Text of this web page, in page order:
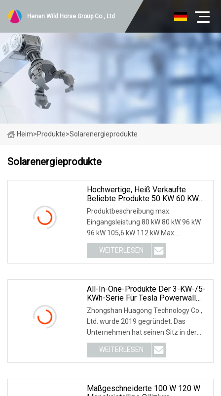
Henan Wild Horse Group Co., Ltd
Heim>Produkte>Solarenergieprodukte
Solarenergieprodukte
Hochwertige, Heiß Verkaufte
Beliebte Produkte 50 KW 60 KW
Im Grid-
Solarenergiespeichersystem
Produktbeschreibung max.
Eingangsleistung 80 kW 80 kW 96 kW
96 kW 105,6 kW 112 kW Max.
Eingangsspannung 1100 V Starts
WEITERLESEN
All-In-One-Produkte Der 3-KW-/5-
KWh-Serie Für Tesla Powerwall
Home Energy Battery Solarpanel-
Speicher
Zhongshan Huagong Technology Co.,
Ltd. wurde 2019 gegründet. Das
Unternehmen hat seinen Sitz in der
wunderschönen Stadt
WEITERLESEN
Maßgeschneiderte 100 W 120 W